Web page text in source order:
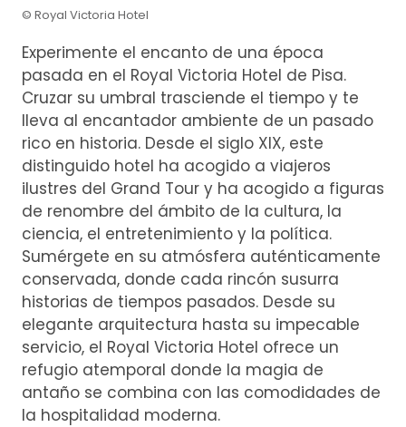
© Royal Victoria Hotel
Experimente el encanto de una época
pasada en el Royal Victoria Hotel de Pisa.
Cruzar su umbral trasciende el tiempo y te
lleva al encantador ambiente de un pasado
rico en historia. Desde el siglo XIX, este
distinguido hotel ha acogido a viajeros
ilustres del Grand Tour y ha acogido a figuras
de renombre del ámbito de la cultura, la
ciencia, el entretenimiento y la política.
Sumérgete en su atmósfera auténticamente
conservada, donde cada rincón susurra
historias de tiempos pasados. Desde su
elegante arquitectura hasta su impecable
servicio, el Royal Victoria Hotel ofrece un
refugio atemporal donde la magia de
antaño se combina con las comodidades de
la hospitalidad moderna.